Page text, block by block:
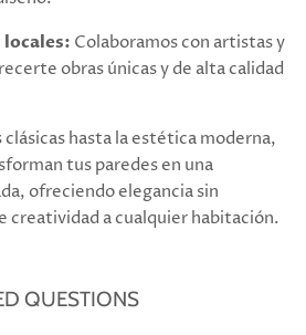
Colaboramos con artistas y
obras únicas y de alta calidad
hasta la estética moderna,
tus paredes en una
ofreciendo elegancia sin
creatividad a cualquier habitación.
QUESTIONS